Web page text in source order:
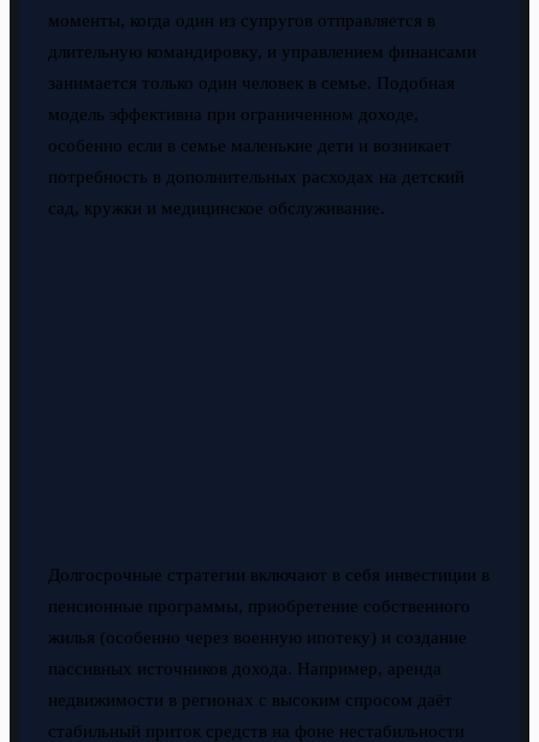
моменты, когда один из супругов отправляется в
длительную командировку, и управлением финансами
занимается только один человек в семье. Подобная
модель эффективна при ограниченном доходе,
особенно если в семье маленькие дети и возникает
потребность в дополнительных расходах на детский
сад, кружки и медицинское обслуживание.
Долгосрочные стратегии включают в себя инвестиции в
пенсионные программы, приобретение собственного
жилья (особенно через военную ипотеку) и создание
пассивных источников дохода. Например, аренда
недвижимости в регионах с высоким спросом даёт
стабильный приток средств на фоне нестабильности